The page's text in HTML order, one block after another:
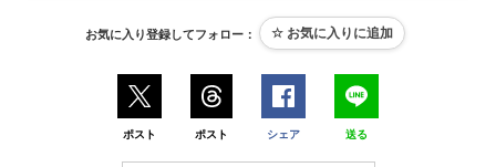
お気に入り登録してフォロー：
ポスト ポスト シェア 送る